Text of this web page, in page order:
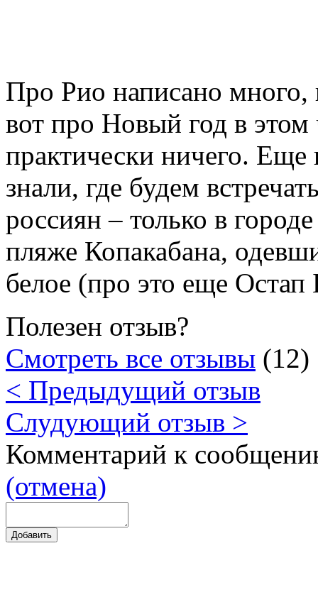
Про Рио написано много,
вот про Новый год в этом
практически ничего.
знали, где будем
россиян – только в
пляже Копакабана,
белое (про это еще
Полезен отзыв?
Смотреть все отзывы (12)
< Предыдущий отзыв
Слудующий отзыв >
Комментарий к
(отмена)